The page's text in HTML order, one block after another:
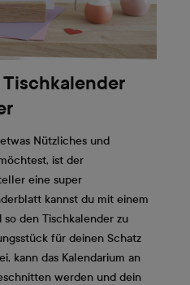
Nützliches und
ist der
eine super
kannst du mit einem
den Tischkalender zu
für deinen Schatz
kann das Kalendarium an
werden und dein